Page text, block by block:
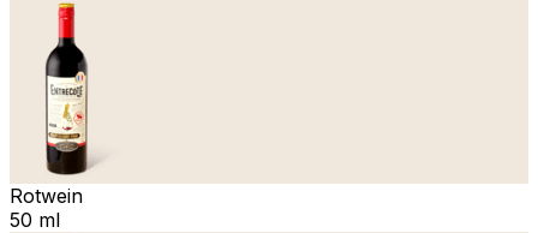
Rotwein
50 ml